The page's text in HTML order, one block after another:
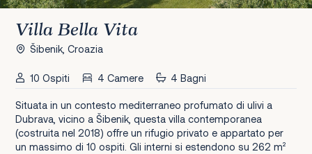
Villa Bella Vita
Šibenik, Croazia
10 Ospiti 4 Camere 4 Bagni
Situata in un contesto mediterraneo profumato di ulivi a
Dubrava, vicino a Šibenik, questa villa contemporanea
(costruita nel 2018) offre un rifugio privato e appartato per
un massimo di 10 ospiti. Gli interni si estendono su 262 m²